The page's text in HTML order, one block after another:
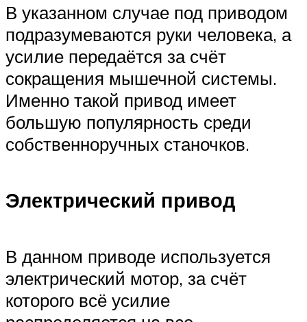
В указанном случае под приводом
подразумеваются руки человека, а
усилие передаётся за счёт
сокращения мышечной системы.
Именно такой привод имеет
большую популярность среди
собственноручных станочков.
Электрический привод
В данном приводе используется
электрический мотор, за счёт
которого всё усилие